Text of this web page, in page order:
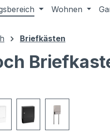
Wohnen
Briefkästen